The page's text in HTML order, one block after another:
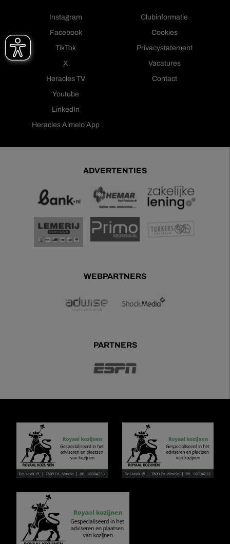
Instagram
Facebook
TikTok
X
Heracles TV
Youtube
LinkedIn
Heracles Almelo App
Clubinformatie
Cookies
Privacystatement
Vacatures
Contact
ADVERTENTIES
WEBPARTNERS
PARTNERS